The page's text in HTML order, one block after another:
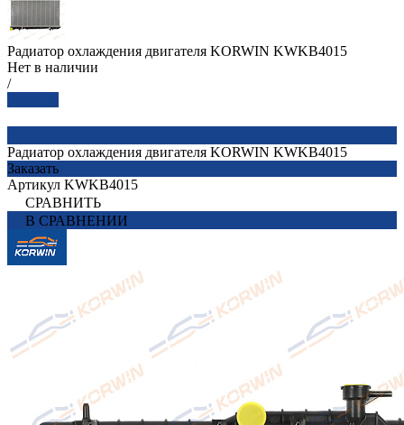
Радиатор охлаждения двигателя KORWIN KWKB4015
Нет в наличии
/
Радиатор охлаждения двигателя KORWIN KWKB4015
Заказать
Артикул KWKB4015
СРАВНИТЬ
В СРАВНЕНИИ